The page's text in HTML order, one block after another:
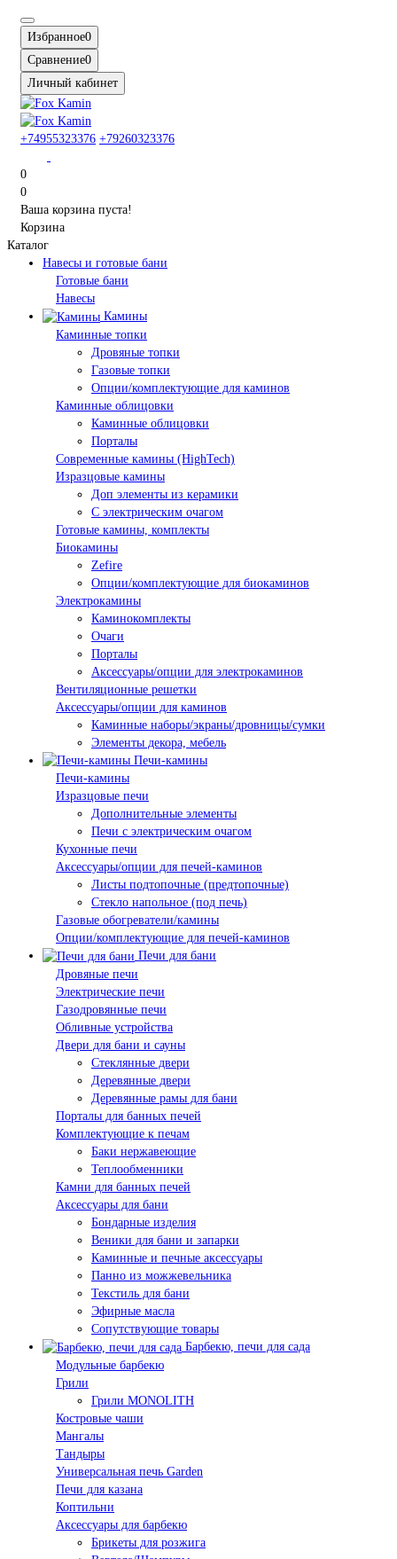
Избранное0
Сравнение0
Личный кабинет
+74955323376 +79260323376
0
0
Ваша корзина пуста!
Корзина
Каталог
Навесы и готовые бани
Готовые бани
Навесы
Камины
Каминные топки
Дровяные топки
Газовые топки
Опции/комплектующие для каминов
Каминные облицовки
Каминные облицовки
Порталы
Современные камины (HighTech)
Изразцовые камины
Доп элементы из керамики
С электрическим очагом
Готовые камины, комплекты
Биокамины
Zefire
Опции/комплектующие для биокаминов
Электрокамины
Каминокомплекты
Очаги
Порталы
Аксессуары/опции для электрокаминов
Вентиляционные решетки
Аксессуары/опции для каминов
Каминные наборы/экраны/дровницы/сумки
Элементы декора, мебель
Печи-камины
Печи-камины
Изразцовые печи
Дополнительные элементы
Печи с электрическим очагом
Кухонные печи
Аксессуары/опции для печей-каминов
Листы подтопочные (предтопочные)
Стекло напольное (под печь)
Газовые обогреватели/камины
Опции/комплектующие для печей-каминов
Печи для бани
Дровяные печи
Электрические печи
Газодровянные печи
Обливные устройства
Двери для бани и сауны
Стеклянные двери
Деревянные двери
Деревянные рамы для бани
Порталы для банных печей
Комплектующие к печам
Баки нержавеющие
Теплообменники
Камни для банных печей
Аксессуары для бани
Бондарные изделия
Веники для бани и запарки
Каминные и печные аксессуары
Панно из можжевельника
Текстиль для бани
Эфирные масла
Сопутствующие товары
Барбекю, печи для сада
Модульные барбекю
Грили
Грили MONOLITH
Костровые чаши
Мангалы
Тандыры
Универсальная печь Garden
Печи для казана
Коптильни
Аксессуары для барбекю
Брикеты для розжига